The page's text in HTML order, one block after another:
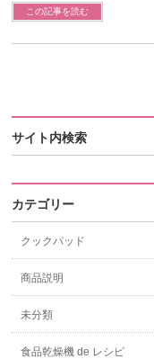
この記事を読む
サイト内検索
カテゴリー
クックパッド
商品説明
未分類
食品乾燥機 de レシピ